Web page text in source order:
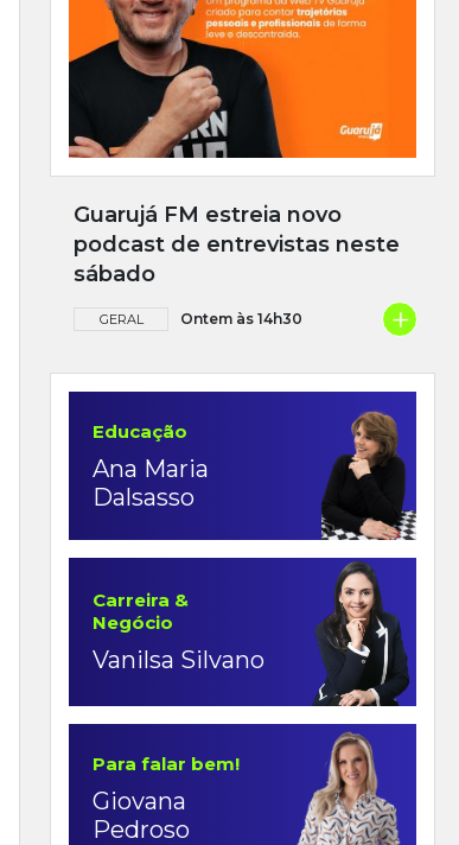
Guarujá FM estreia novo
podcast de entrevistas neste
sábado
GERAL Ontem às 14h30 +
Educação
Ana Maria
Dalsasso
Carreira &
Negócio
Vanilsa Silvano
Para falar bem!
Giovana
Pedroso